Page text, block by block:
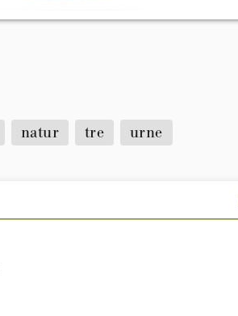
natur tre urne